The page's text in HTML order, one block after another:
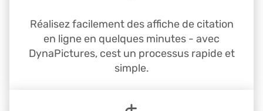
Réalisez facilement des affiche de citation
en ligne en quelques minutes - avec
DynaPictures, cest un processus rapide et
simple.